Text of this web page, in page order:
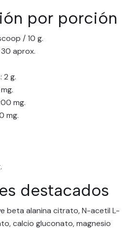
por porción
/ 10 g.
aprox.
2 g.
mg.
mg.
destacados
beta alanina citrato, N-acetil L-
calcio gluconato, magnesio